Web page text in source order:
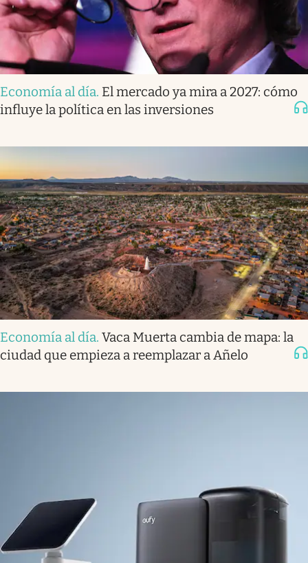
Economía al día. El mercado ya mira a 2027: cómo
influye la política en las inversiones
Economía al día. Vaca Muerta cambia de mapa: la
ciudad que empieza a reemplazar a Añelo